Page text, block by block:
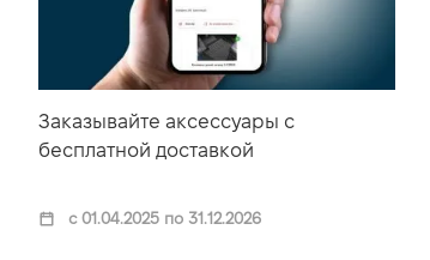
Заказывайте аксессуары с
бесплатной доставкой
с 01.04.2025 по 31.12.2026